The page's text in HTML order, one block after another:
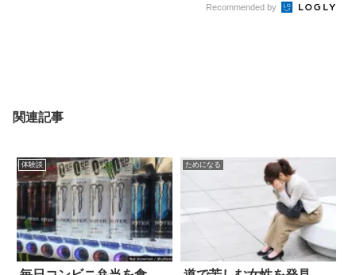
Recommended by
関連記事
体験談 ためになる